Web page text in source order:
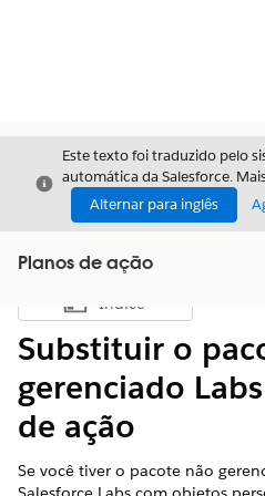
Fechar
Este texto foi traduzido pelo
automática da Salesforce.
Alternar para inglês
Planos de ação
Mostrar índice
Índice
Substituir o
gerenciado
de ação
Se você tiver o pacote não